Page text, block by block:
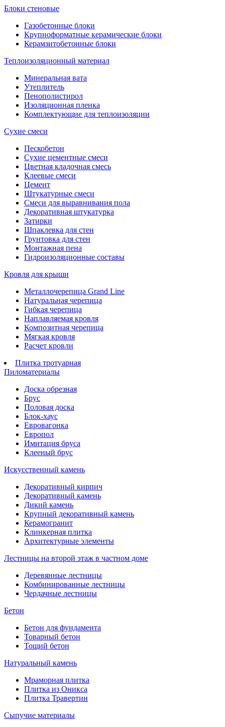
Блоки стеновые
Газобетонные блоки
Крупноформатные керамические блоки
Керамзитобетонные блоки
Теплоизоляционный материал
Минеральная вата
Утеплитель
Пенополистирол
Изоляционная пленка
Комплектующие для теплоизоляции
Сухие смеси
Пескобетон
Сухие цементные смеси
Цветная кладочная смесь
Клеевые смеси
Цемент
Штукатурные смеси
Смеси для выравнивания пола
Декоративная штукатурка
Затирки
Шпаклевка для стен
Грунтовка для стен
Монтажная пена
Гидроизоляционные составы
Кровля для крыши
Металлочерепица Grand Line
Натуральная черепица
Гибкая черепица
Наплавляемая кровля
Композитная черепица
Мягкая кровля
Расчет кровли
Плитка тротуарная
Пиломатериалы
Доска обрезная
Брус
Половая доска
Блок-хаус
Евровагонка
Европол
Имитация бруса
Клееный брус
Искусственный камень
Декоративный кирпич
Декоративный камень
Дикий камень
Крупный декоративный камень
Керамогранит
Клинкерная плитка
Архитектурные элементы
Лестницы на второй этаж в частном доме
Деревянные лестницы
Комбинированные лестницы
Чердачные лестницы
Бетон
Бетон для фундамента
Товарный бетон
Тощий бетон
Натуральный камень
Мраморная плитка
Плитка из Оникса
Плитка Травертин
Сыпучие материалы